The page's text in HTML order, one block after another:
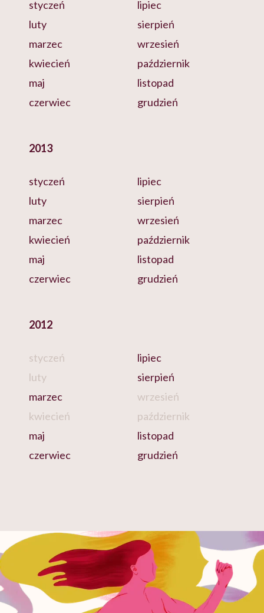
styczeń
luty
marzec
kwiecień
maj
czerwiec
lipiec
sierpień
wrzesień
październik
listopad
grudzień
2013
styczeń
luty
marzec
kwiecień
maj
czerwiec
lipiec
sierpień
wrzesień
październik
listopad
grudzień
2012
styczeń
luty
marzec
kwiecień
maj
czerwiec
lipiec
sierpień
wrzesień
październik
listopad
grudzień